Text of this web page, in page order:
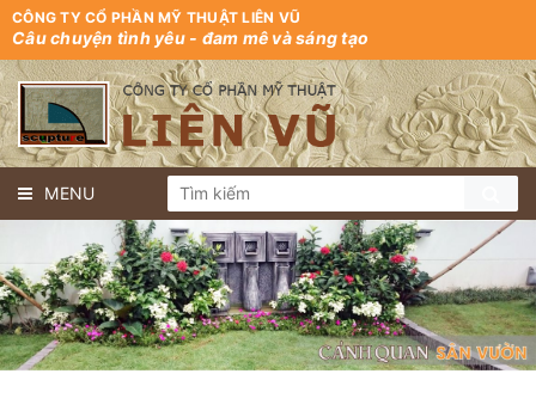
CÔNG TY CỔ PHẦN MỸ THUẬT LIÊN VŨ
Câu chuyện tình yêu - đam mê và sáng tạo
MENU